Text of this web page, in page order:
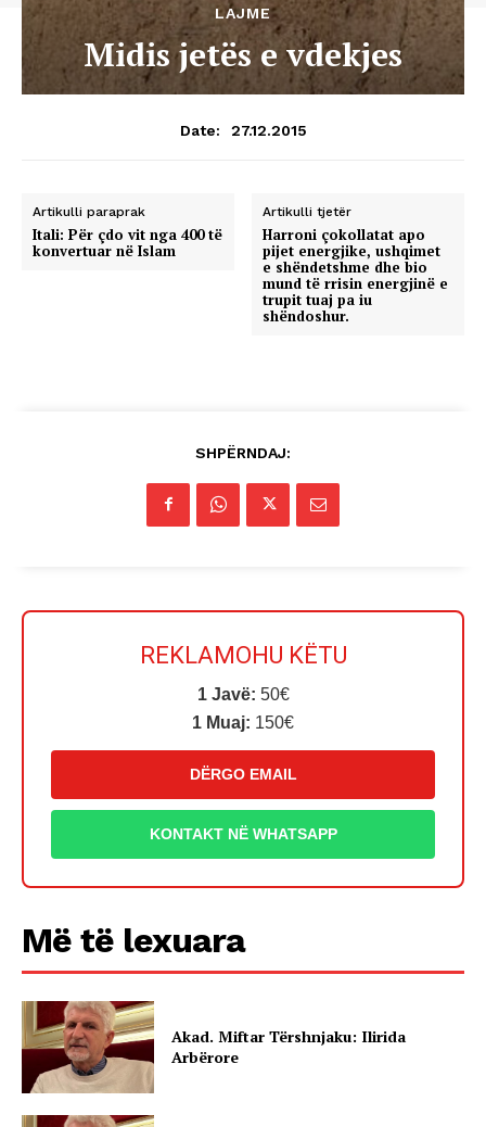
LAJME
Midis jetës e vdekjes
Date: 27.12.2015
Artikulli paraprak
Itali: Për çdo vit nga 400 të
konvertuar në Islam
Artikulli tjetër
Harroni çokollatat apo
pijet energjike, ushqimet
e shëndetshme dhe bio
mund të rrisin energjinë e
trupit tuaj pa iu
shëndoshur.
SHPËRNDAJ:
REKLAMOHU KËTU
1 Javë: 50€
1 Muaj: 150€
DËRGO EMAIL
KONTAKT NË WHATSAPP
Më të lexuara
Akad. Miftar Tërshnjaku: Ilirida
Arbërore